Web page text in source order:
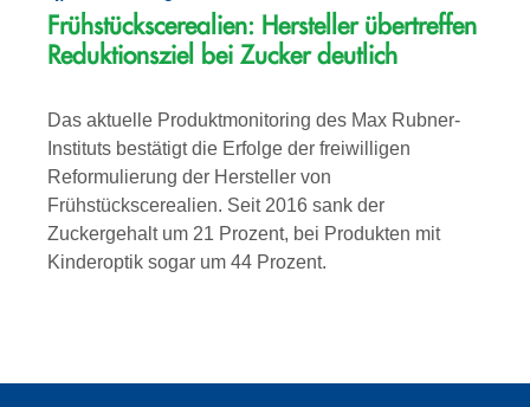
Frühstückscerealien: Hersteller übertreffen
Reduktionsziel bei Zucker deutlich
Das aktuelle Produktmonitoring des Max Rubner-
Instituts bestätigt die Erfolge der freiwilligen
Reformulierung der Hersteller von
Frühstückscerealien. Seit 2016 sank der
Zuckergehalt um 21 Prozent, bei Produkten mit
Kinderoptik sogar um 44 Prozent.